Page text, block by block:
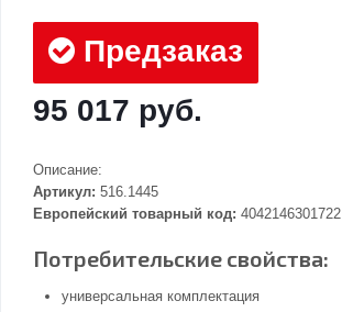
Предзаказ
95 017 руб.
Описание:
Артикул: 516.1445
Европейский товарный код: 4042146301722
Потребительские свойства:
универсальная комплектация